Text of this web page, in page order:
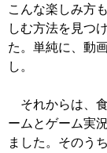
こんな楽しみ方
しむ方法を見つ
た。単純に、動
し。
それからは、
ームとゲーム実
ました。そのう